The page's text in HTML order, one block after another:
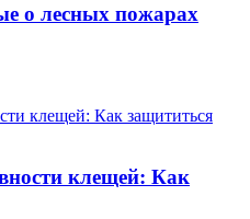
о лесных пожарах
клещей: Как